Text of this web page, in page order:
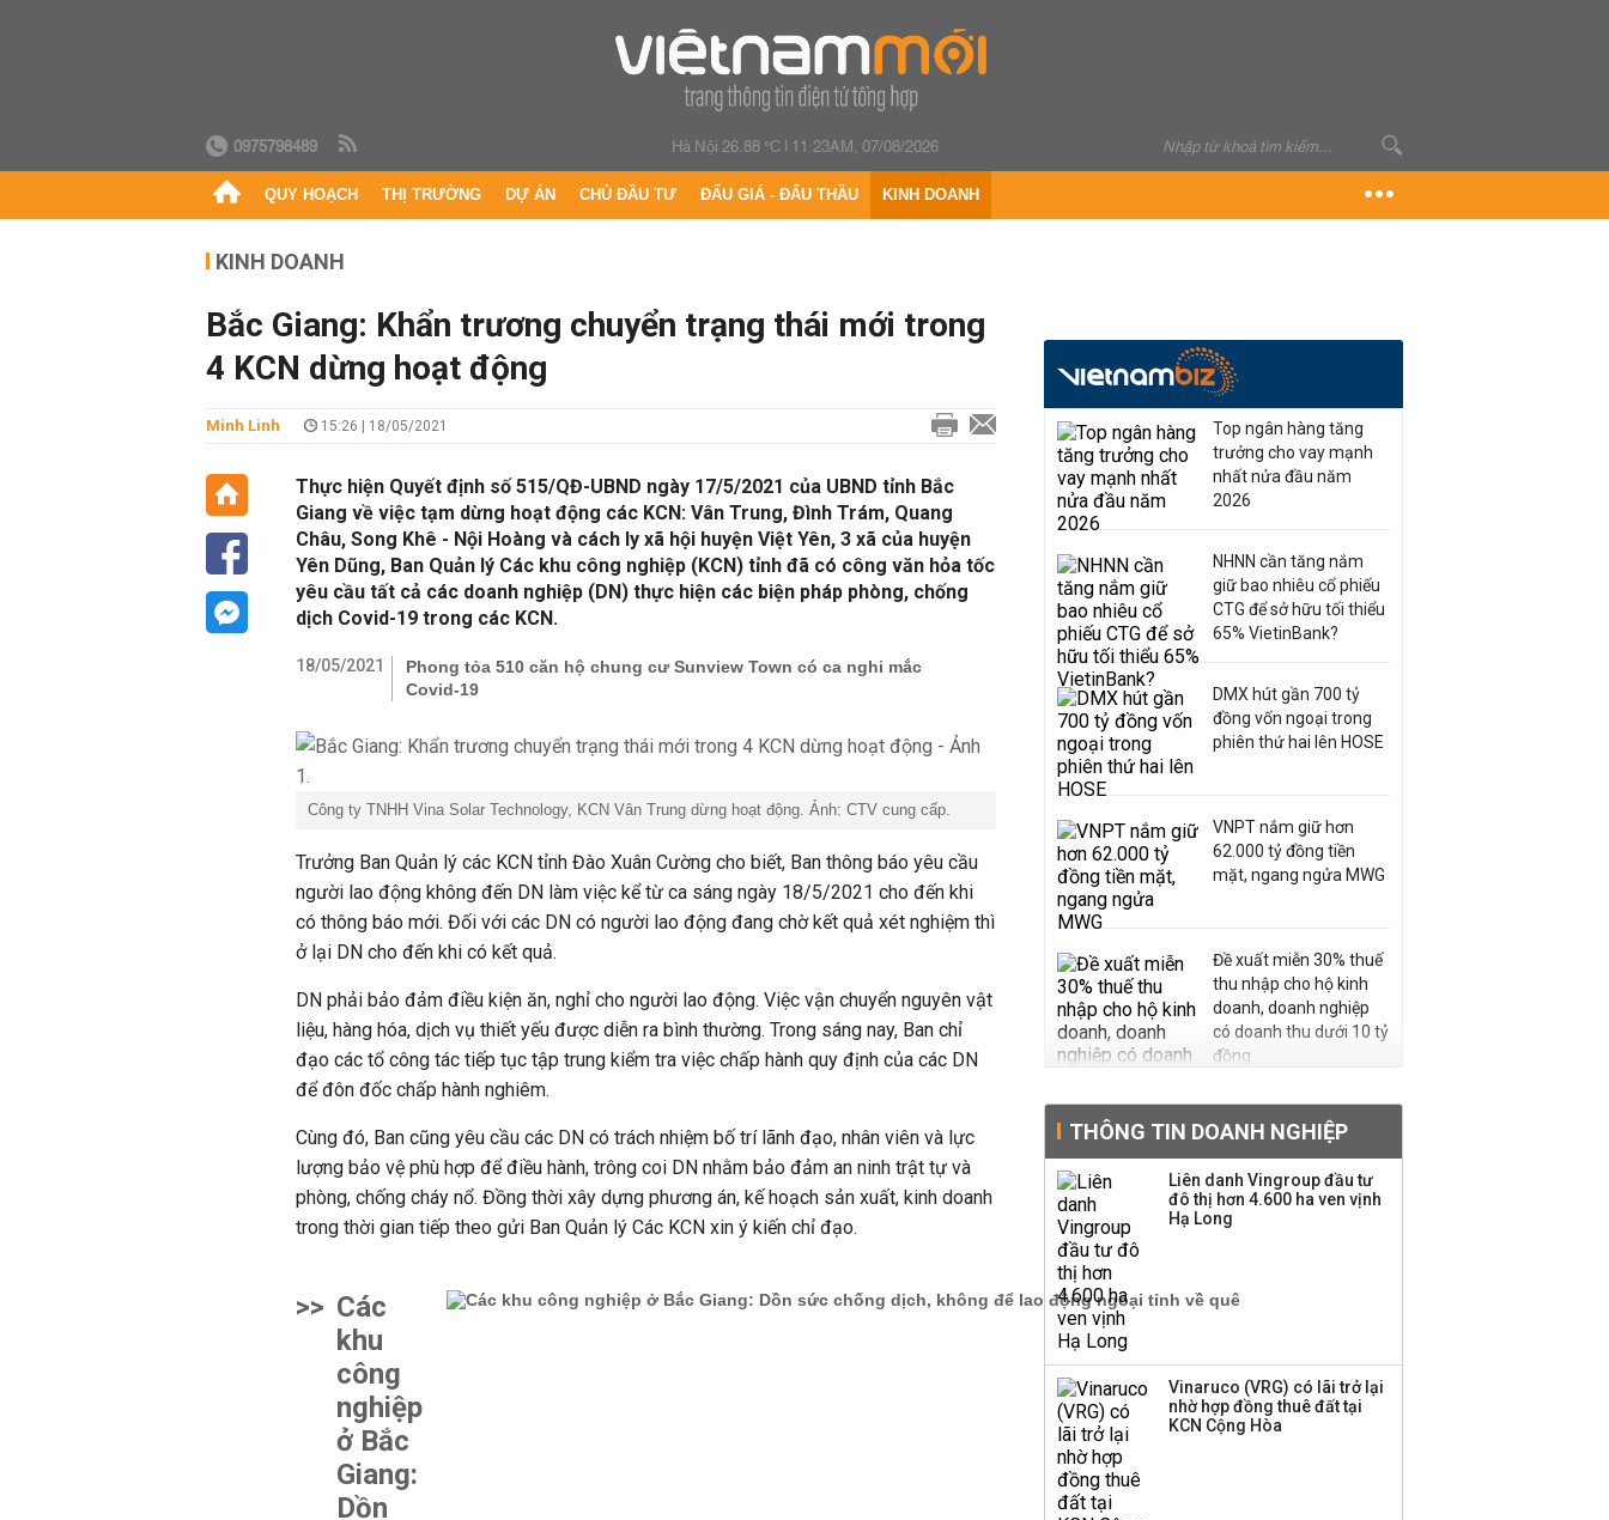
0975798489 Hà Nội 26.88 °C| 11:23AM, 07/08/2026
QUY HOẠCH THỊ TRƯỜNG DỰ ÁN CHỦ ĐẦU TƯ ĐẤU GIÁ - ĐẤU THẦU KINH DOANH
KINH DOANH
Bắc Giang: Khẩn trương chuyển trạng thái mới trong
4 KCN dừng hoạt động
Minh Linh 15:26 | 18/05/2021
Thực hiện Quyết định số 515/QĐ-UBND ngày 17/5/2021 của UBND tỉnh Bắc
Giang về việc tạm dừng hoạt động các KCN: Vân Trung, Đình Trám, Quang
Châu, Song Khê - Nội Hoàng và cách ly xã hội huyện Việt Yên, 3 xã của huyện
Yên Dũng, Ban Quản lý Các khu công nghiệp (KCN) tỉnh đã có công văn hỏa tốc
yêu cầu tất cả các doanh nghiệp (DN) thực hiện các biện pháp phòng, chống
dịch Covid-19 trong các KCN.
18/05/2021
Phong tỏa 510 căn hộ chung cư Sunview Town có ca nghi mắc
Covid-19
Công ty TNHH Vina Solar Technology, KCN Vân Trung dừng hoạt động. Ảnh: CTV cung cấp.
Trưởng Ban Quản lý các KCN tỉnh Đào Xuân Cường cho biết, Ban thông báo yêu cầu
người lao động không đến DN làm việc kể từ ca sáng ngày 18/5/2021 cho đến khi
có thông báo mới. Đối với các DN có người lao động đang chờ kết quả xét nghiệm thì
ở lại DN cho đến khi có kết quả.
DN phải bảo đảm điều kiện ăn, nghỉ cho người lao động. Việc vận chuyển nguyên vật
liệu, hàng hóa, dịch vụ thiết yếu được diễn ra bình thường. Trong sáng nay, Ban chỉ
đạo các tổ công tác tiếp tục tập trung kiểm tra việc chấp hành quy định của các DN
để đôn đốc chấp hành nghiêm.
Cùng đó, Ban cũng yêu cầu các DN có trách nhiệm bố trí lãnh đạo, nhân viên và lực
lượng bảo vệ phù hợp để điều hành, trông coi DN nhằm bảo đảm an ninh trật tự và
phòng, chống cháy nổ. Đồng thời xây dựng phương án, kế hoạch sản xuất, kinh doanh
trong thời gian tiếp theo gửi Ban Quản lý Các KCN xin ý kiến chỉ đạo.
>> Các
khu
công
nghiệp
ở Bắc
Giang:
Dồn
Top ngân hàng tăng
trưởng cho vay mạnh
nhất nửa đầu năm
2026
NHNN cần tăng nắm
giữ bao nhiêu cổ phiếu
CTG để sở hữu tối thiểu
65% VietinBank?
DMX hút gần 700 tỷ
đồng vốn ngoại trong
phiên thứ hai lên HOSE
VNPT nắm giữ hơn
62.000 tỷ đồng tiền
mặt, ngang ngửa MWG
Đề xuất miễn 30% thuế
thu nhập cho hộ kinh
doanh, doanh nghiệp
có doanh thu dưới 10 tỷ
đồng
gần 500 triệu cổ phiếu,
tăng vốn lên gần
77.800 tỷ
Techcombank,
phiếu, người làm chủ
tịch ở tuổi 27
THÔNG TIN DOANH NGHIỆP
Liên danh Vingroup đầu tư
đô thị hơn 4.600 ha ven vịnh
Hạ Long
Vinaruco (VRG) có lãi trở lại
nhờ hợp đồng thuê đất tại
KCN Cộng Hòa